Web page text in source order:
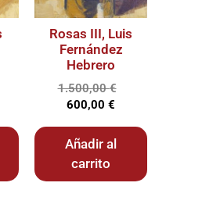
Rosas III, Luis
Fernández
Hebrero
1.500,00€
600,00 €
Añadir al
carrito